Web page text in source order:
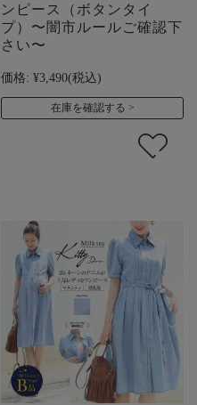
ンピース（ボタンタイ
プ）〜闇市ルールご確認下
さい〜
価格: ¥3,490(税込)
在庫を確認する